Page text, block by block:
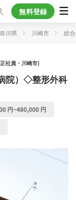
無料登録
川県 川崎市 総
社員・川崎市)
院）◇整形外科
円~480,000 円